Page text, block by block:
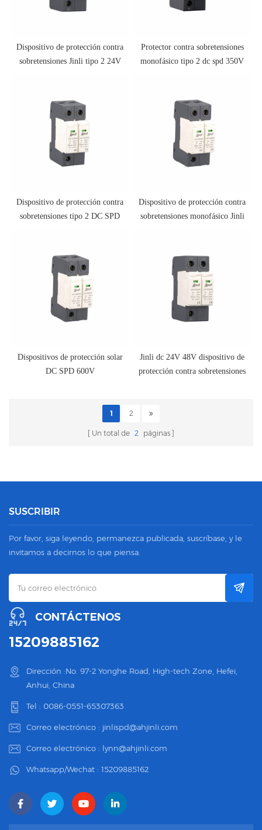
Dispositivo de protección contra
sobretensiones Jinli tipo 2 24V
Protector contra sobretensiones
monofásico tipo 2 dc spd 350V
Dispositivo de protección contra
sobretensiones tipo 2 DC SPD
Dispositivo de protección contra
sobretensiones monofásico Jinli
Dispositivos de protección solar
DC SPD 600V
Jinli dc 24V 48V dispositivo de
protección contra sobretensiones
1 2
Un total de 2 páginas
SUSCRIBIR
Por favor, siga leyendo, permanezca publicada, suscríbase, y le
invitamos a decirnos lo que piensa.
CONTÁCTENOS
15209885162
Dirección :No. 97-2 Yonghe Road, High-tech Zone, Hefei,
Anhui, China
Tel : 0086-0551-65307363
Correo electrónico : jinlispd@ahjinli.com
Correo electrónico : lynn@ahjinli.com
Whatsapp/Wechat : 15209885162